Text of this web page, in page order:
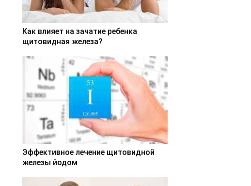
Как влияет на зачатие ребенка
щитовидная железа?
Эффективное лечение щитовидной
железы йодом